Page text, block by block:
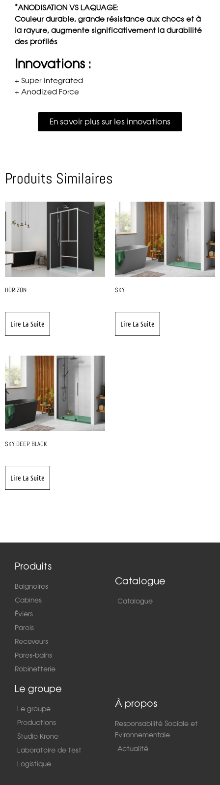
*ANODISATION VS LAQUAGE:
Couleur durable, grande résistance aux chocs et à
la rayure, augmente significativement la durabilité
des profilés
Innovations :
+ Super integrated
+ Anodized Force
En savoir plus sur les innovations
Produits Similaires
HORIZON
Lire La Suite
SKY
Lire La Suite
SKY DEEP BLACK
Lire La Suite
Produits
Baignoires
Cabines
Éviers
Parois
Receveurs
Pares-bains
Robinetterie
Catalogue
Catalogue
Le groupe
Le groupe
Productions
Studio Krone
Laboratoire de test
Logistique
À propos
Responsabilité Sociale et
Evironnementale
Actualité